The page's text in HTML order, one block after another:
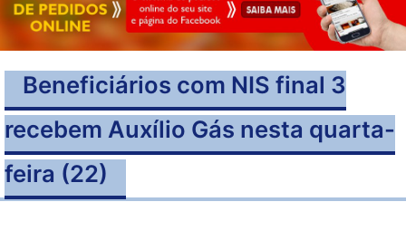
Beneficiários com NIS final 3
recebem Auxílio Gás nesta quarta-
feira (22)